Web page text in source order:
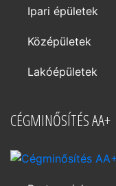
Ipari épületek
Középületek
Lakóépületek
CÉGMINŐSÍTÉS AA+